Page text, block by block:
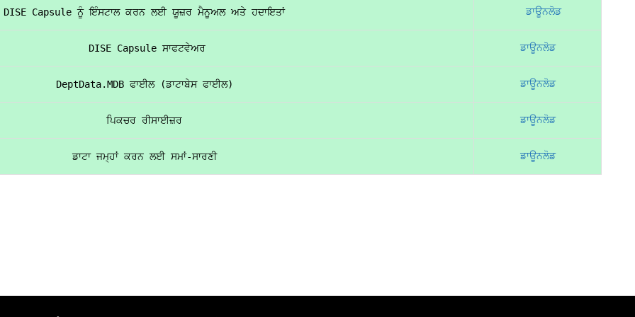
DISE Capsule ਨੂੰ ਇੰਸਟਾਲ ਕਰਨ ਲਈ ਯੂਜ਼ਰ ਮੈਨੂਅਲ ਅਤੇ ਹਦਾਇਤਾਂ ਡਾਊਨਲੋਡ
DISE Capsule ਸਾਫਟਵੇਅਰ ਡਾਊਨਲੋਡ
DeptData.MDB ਫਾਈਲ (ਡਾਟਾਬੇਸ ਫਾਈਲ) ਡਾਊਨਲੋਡ
ਪਿਕਚਰ ਰੀਸਾਈਜ਼ਰ ਡਾਊਨਲੋਡ
ਡਾਟਾ ਜਮ੍ਹਾਂ ਕਰਨ ਲਈ ਸਮਾਂ-ਸਾਰਣੀ ਡਾਊਨਲੋਡ